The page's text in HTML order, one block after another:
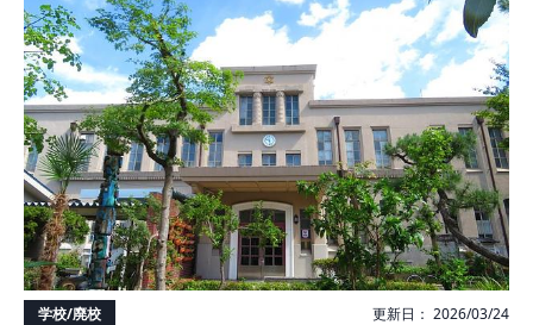
学校/廃校 更新日： 2026/03/24